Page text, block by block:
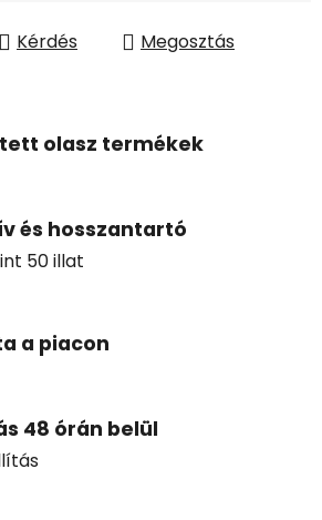
Kérdés Megosztás
olasz termékek
és hosszantartó
50 illat
a piacon
48 órán belül